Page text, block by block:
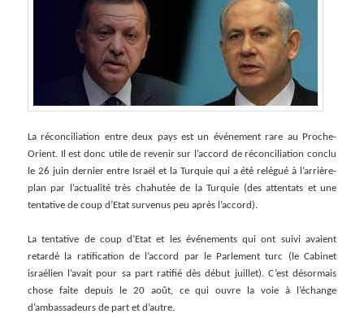
La réconciliation entre deux pays est un événement rare au Proche-
Orient. Il est donc utile de revenir sur l’accord de réconciliation conclu
le 26 juin dernier entre Israël et la Turquie qui a été relégué à l’arrière-
plan par l’actualité très chahutée de la Turquie (des attentats et une
tentative de coup d’Etat survenus peu après l’accord).
La tentative de coup d’Etat et les événements qui ont suivi avaient
retardé la ratification de l’accord par le Parlement turc (le Cabinet
israélien l’avait pour sa part ratifié dès début juillet). C’est désormais
chose faite depuis le 20 août, ce qui ouvre la voie à l’échange
d’ambassadeurs de part et d’autre.